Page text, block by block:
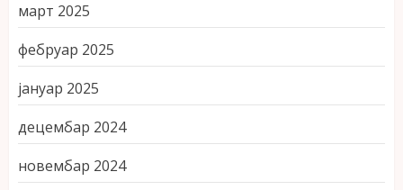
март 2025
фебруар 2025
јануар 2025
децембар 2024
новембар 2024